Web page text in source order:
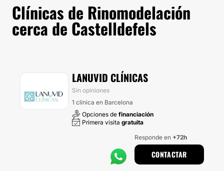
Clínicas de Rinomodelación
cerca de Castelldefels
LANUVID CLÍNICAS
Sin opiniones
1 clínica en Barcelona
Opciones de financiación
Primera visita gratuita
Responde en +72h
CONTACTAR